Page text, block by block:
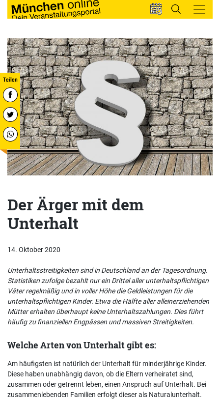
Der Ärger mit dem
Unterhalt
14. Oktober 2020
Unterhaltsstreitigkeiten sind in Deutschland an der Tagesordnung.
Statistiken zufolge bezahlt nur ein Drittel aller unterhaltspflichtigen
Väter regelmäßig und in voller Höhe die Geldleistungen für die
unterhaltspflichtigen Kinder. Etwa die Hälfte aller alleinerziehenden
Mütter erhalten überhaupt keine Unterhaltszahlungen. Dies führt
häufig zu finanziellen Engpässen und massiven Streitigkeiten.
Welche Arten von Unterhalt gibt es:
Am häufigsten ist natürlich der Unterhalt für minderjährige Kinder.
Diese haben unabhängig davon, ob die Eltern verheiratet sind,
zusammen oder getrennt leben, einen Anspruch auf Unterhalt. Bei
zusammenlebenden Familien erfolgt dieser als Naturalunterhalt.